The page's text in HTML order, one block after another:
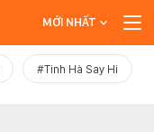
MỚI NHẤT
#Tinh Hà Say Hi